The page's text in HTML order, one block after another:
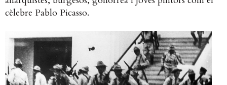
cèlebre Pablo Picasso.